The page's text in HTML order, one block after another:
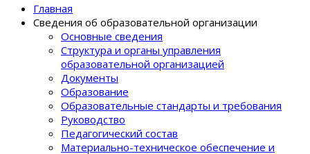
Главная
Сведения об образовательной организации
Основные сведения
Структура и органы управления
образовательной организацией
Документы
Образование
Образовательные стандарты и требования
Руководство
Педагогический состав
Материально-техническое обеспечение и